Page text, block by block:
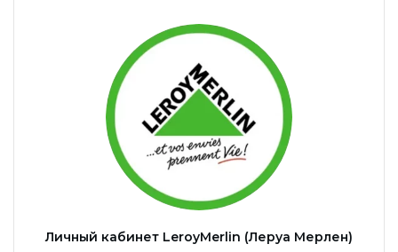
Личный кабинет LeroyMerlin (Леруа Мерлен)